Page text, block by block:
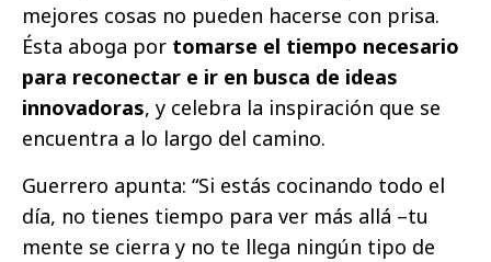
mejores cosas no pueden hacerse con prisa.
Ésta aboga por tomarse el tiempo necesario
para reconectar e ir en busca de ideas
innovadoras, y celebra la inspiración que se
encuentra a lo largo del camino.
Guerrero apunta: “Si estás cocinando todo el
día, no tienes tiempo para ver más allá –tu
mente se cierra y no te llega ningún tipo de